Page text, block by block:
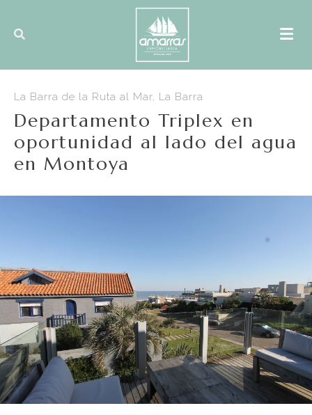
La Barra de la Ruta al Mar, La Barra
Departamento Triplex en
oportunidad al lado del agua
en Montoya